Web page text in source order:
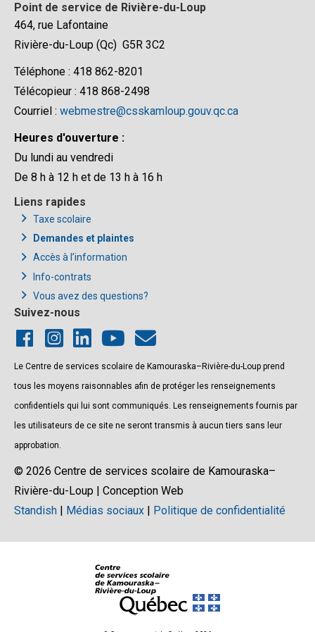
Point de service de Rivière-du-Loup
464, rue Lafontaine
Rivière-du-Loup (Qc) G5R 3C2
Téléphone : 418 862-8201
Télécopieur : 418 868-2498
Courriel : webmestre@csskamloup.gouv.qc.ca
Heures d'ouverture :
Du lundi au vendredi
De 8 h à 12 h et de 13 h à 16 h
Liens rapides
Taxe scolaire
Demandes et plaintes
Accès à l’information
Info-contrats
Vous avez des questions?
Suivez-nous
Le Centre de services scolaire de Kamouraska–Rivière-du-Loup prend
tous les moyens raisonnables afin de protéger les renseignements
confidentiels qui lui sont communiqués. Les renseignements fournis par
les utilisateurs de ce site ne seront transmis à aucun tiers sans leur
approbation.
© 2026 Centre de services scolaire de Kamouraska–
Rivière-du-Loup | Conception Web
Standish | Médias sociaux | Politique de confidentialité